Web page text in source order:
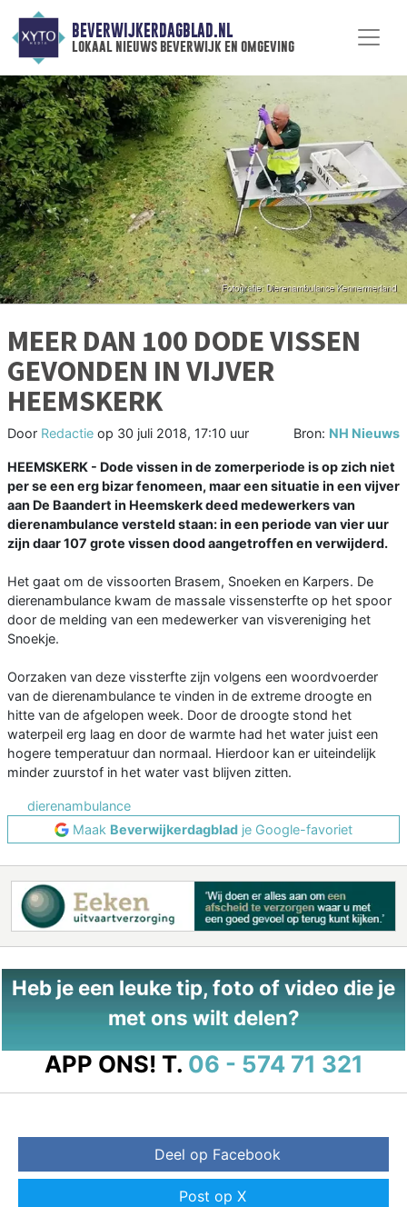
BEVERWIJKERDAGBLAD.NL
lokaal nieuws beverwijk en omgeving
MEER DAN 100 DODE VISSEN
GEVONDEN IN VIJVER
HEEMSKERK
Door Redactie op 30 juli 2018, 17:10 uur Bron: NH Nieuws
HEEMSKERK - Dode vissen in de zomerperiode is op zich niet
per se een erg bizar fenomeen, maar een situatie in een vijver
aan De Baandert in Heemskerk deed medewerkers van
dierenambulance versteld staan: in een periode van vier uur
zijn daar 107 grote vissen dood aangetroffen en verwijderd.
Het gaat om de vissoorten Brasem, Snoeken en Karpers. De
dierenambulance kwam de massale vissensterfte op het spoor
door de melding van een medewerker van visvereniging het
Snoekje.
Oorzaken van deze vissterfte zijn volgens een woordvoerder
van de dierenambulance te vinden in de extreme droogte en
hitte van de afgelopen week. Door de droogte stond het
waterpeil erg laag en door de warmte had het water juist een
hogere temperatuur dan normaal. Hierdoor kan er uiteindelijk
minder zuurstof in het water vast blijven zitten.
dierenambulance
Maak Beverwijkerdagblad je Google-favoriet
Heb je een leuke tip, foto of video die je
met ons wilt delen?
APP ONS! T. 06 - 574 71 321
Deel op Facebook
Post op X